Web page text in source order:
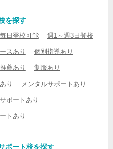
を探す
毎日登校可能 週1～週3日登校
スあり 個別指導あり
薦あり 制服あり
り メンタルサポートあり
ポートあり
トあり
ポート校を探す